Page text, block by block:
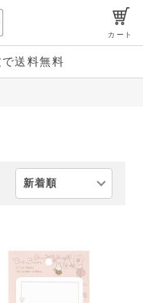
カート
送料無料